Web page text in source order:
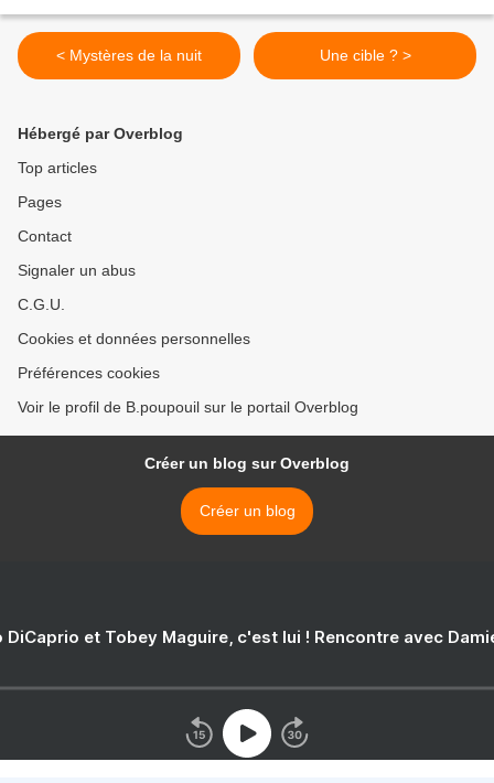
< Mystères de la nuit Une cible ? >
Hébergé par Overblog
Top articles
Pages
Contact
Signaler un abus
C.G.U.
Cookies et données personnelles
Préférences cookies
Voir le profil de B.poupouil sur le portail Overblog
Créer un blog sur Overblog
Créer un blog
DiCaprio et Tobey Maguire, c'est lui ! Rencontre avec